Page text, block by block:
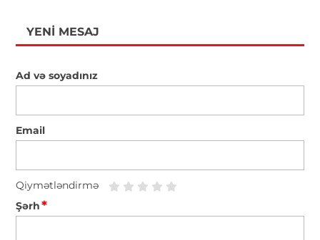
YENI MESAJ
Ad və soyadınız
Email
Qiymətləndirmə
Şərh*